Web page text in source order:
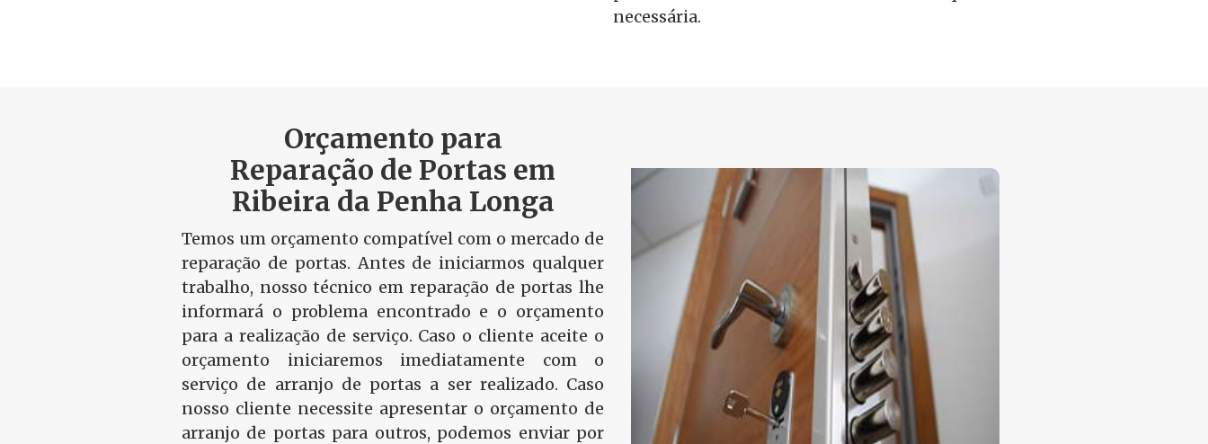
necessária.
Orçamento para
Reparação de Portas em
Ribeira da Penha Longa
Temos um orçamento compatível com o mercado de
reparação de portas. Antes de iniciarmos qualquer
trabalho, nosso técnico em reparação de portas lhe
informará o problema encontrado e o orçamento
para a realização de serviço. Caso o cliente aceite o
orçamento iniciaremos imediatamente com o
serviço de arranjo de portas a ser realizado. Caso
nosso cliente necessite apresentar o orçamento de
arranjo de portas para outros, podemos enviar por